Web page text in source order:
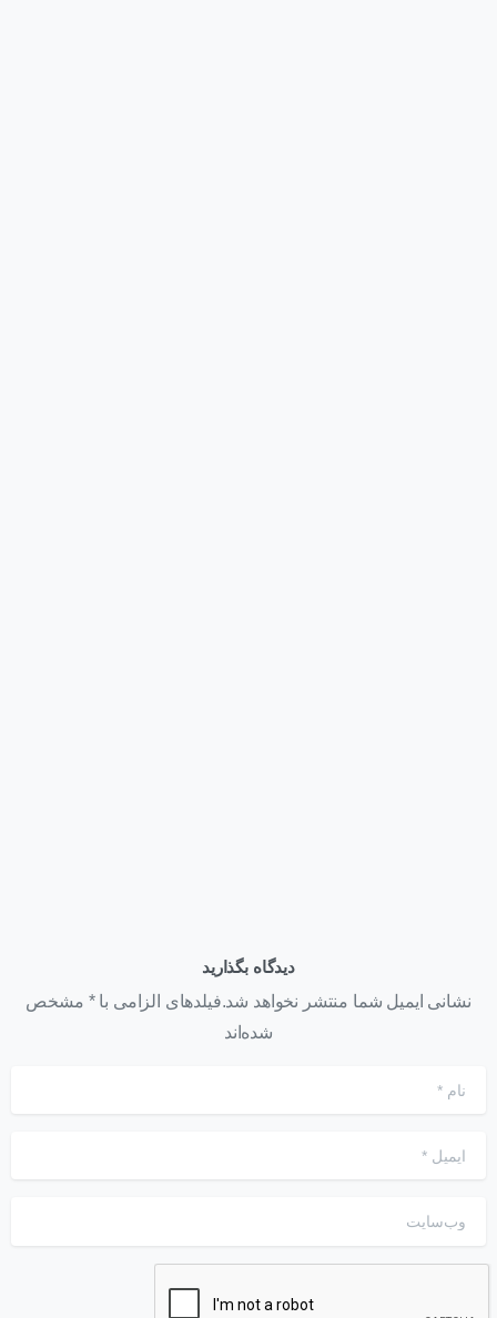
دیدگاه بگذارید
نشانی ایمیل شما منتشر نخواهد شد.فیلدهای الزامی با * مشخص
شده‌اند
*
ایمیل
وب‌سایت